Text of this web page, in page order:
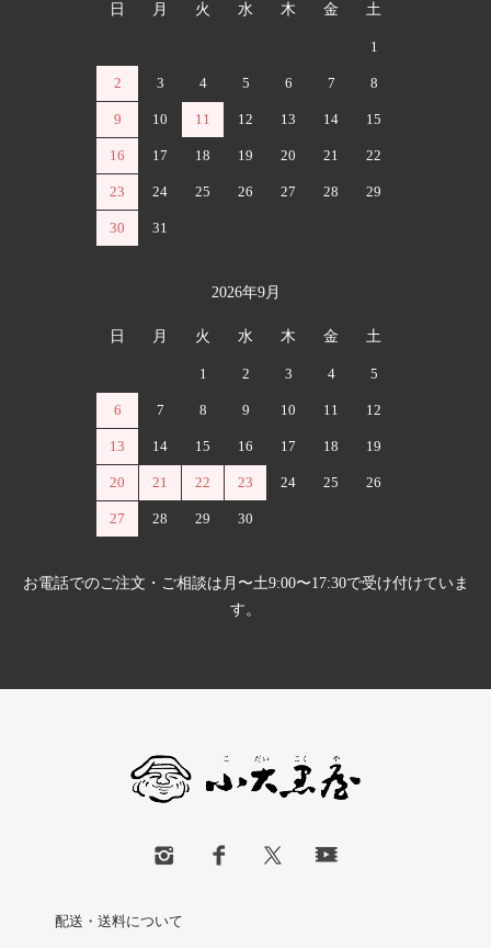
日 月 火 水 木 金 土
1
2 3 4 5 6 7 8
9 10 11 12 13 14 15
16 17 18 19 20 21 22
23 24 25 26 27 28 29
30 31
2026年9月
日 月 火 水 木 金 土
1 2 3 4 5
6 7 8 9 10 11 12
13 14 15 16 17 18 19
20 21 22 23 24 25 26
27 28 29 30
お電話でのご注文・ご相談は月〜土9:00〜17:30で受け付けていま
す。
配送・送料について